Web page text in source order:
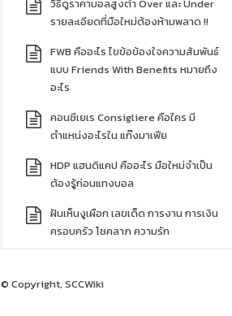
วิธีดูราคาบอลสูงต่ำ Over และ Under
รายละเอียดที่มือใหม่ต้องห้ามพลาด !!
FWB คืออะไร ไขข้อข้องใจความสัมพันธ์
แบบ Friends With Benefits หมายถึง
อะไร
คอนซีเยเร Consigliere คือใคร มี
ตำแหน่งอะไรใน แก๊งมาเฟีย
HDP แฮนดิแคป คืออะไร มือใหม่จำเป็น
ต้องรู้ก่อนแทงบอล
ฝันเห็นงูเผือก เลขเด็ด การงาน การเงิน
ครอบครัว โชคลาภ ความรัก
© Copyright, SCCWiki